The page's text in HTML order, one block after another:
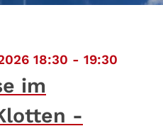
18:30 - 19:30
im
-